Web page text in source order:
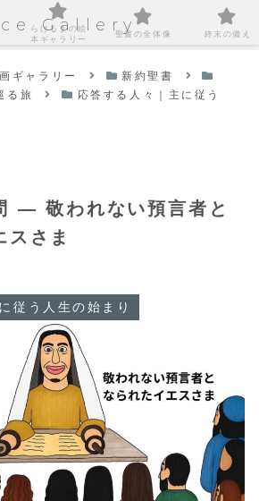
Gallery
ギャラリー
新約聖書
る旅
応答する人々｜主に従う
― 敬われない預言者と
スさま
従う人生の始まり
らけるまの絵
本ギャラリー
聖書の全体像 終末の備え